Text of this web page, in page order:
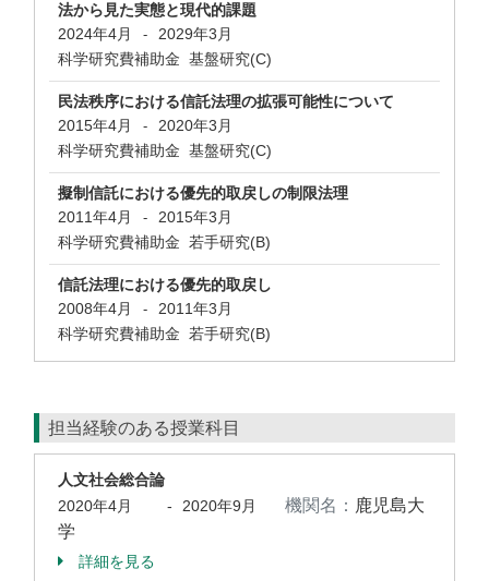
法から見た実態と現代的課題
2024年4月
-
2029年3月
科学研究費補助金 基盤研究(C)
民法秩序における信託法理の拡張可能性について
2015年4月
-
2020年3月
科学研究費補助金 基盤研究(C)
擬制信託における優先的取戻しの制限法理
2011年4月
-
2015年3月
科学研究費補助金 若手研究(B)
信託法理における優先的取戻し
2008年4月
-
2011年3月
科学研究費補助金 若手研究(B)
担当経験のある授業科目
人文社会総合論
2020年4月
- 2020年9月 機関名： 鹿児島大
学
詳細を見る